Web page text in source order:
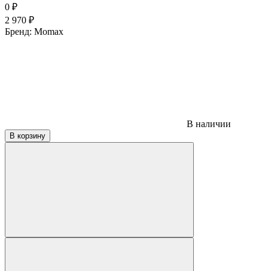
0 ₽
2 970 ₽
Бренд: Momax
В наличии
В корзину